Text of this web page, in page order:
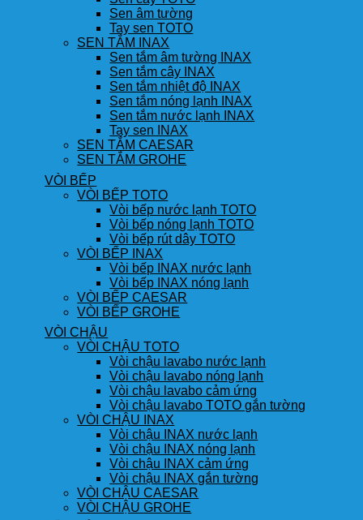
Sen âm tường
Tay sen TOTO
SEN TẮM INAX
Sen tắm âm tường INAX
Sen tắm cây INAX
Sen tắm nhiệt độ INAX
Sen tắm nóng lạnh INAX
Sen tắm nước lạnh INAX
Tay sen INAX
SEN TẮM CAESAR
SEN TẮM GROHE
VÒI BẾP
VÒI BẾP TOTO
Vòi bếp nước lạnh TOTO
Vòi bếp nóng lạnh TOTO
Vòi bếp rút dây TOTO
VÒI BẾP INAX
Vòi bếp INAX nước lạnh
Vòi bếp INAX nóng lạnh
VÒI BẾP CAESAR
VÒI BẾP GROHE
VÒI CHẬU
VÒI CHẬU TOTO
Vòi chậu lavabo nước lạnh
Vòi chậu lavabo nóng lạnh
Vòi chậu lavabo cảm ứng
Vòi chậu lavabo TOTO gắn tường
VÒI CHẬU INAX
Vòi chậu INAX nước lạnh
Vòi chậu INAX nóng lạnh
Vòi chậu INAX cảm ứng
Vòi chậu INAX gắn tường
VÒI CHẬU CAESAR
VÒI CHẬU GROHE